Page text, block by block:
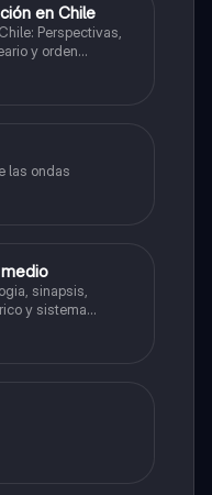
en Chile
Perspectivas,
y orden
"Era Portaliana"
las ondas
sinapsis,
y sistema